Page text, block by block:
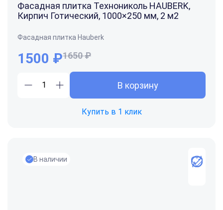
Фасадная плитка Технониколь HAUBERK,
Кирпич Готический, 1000×250 мм, 2 м2
Фасадная плитка Hauberk
1500 ₽1650 ₽
В корзину
Купить в 1 клик
В наличии